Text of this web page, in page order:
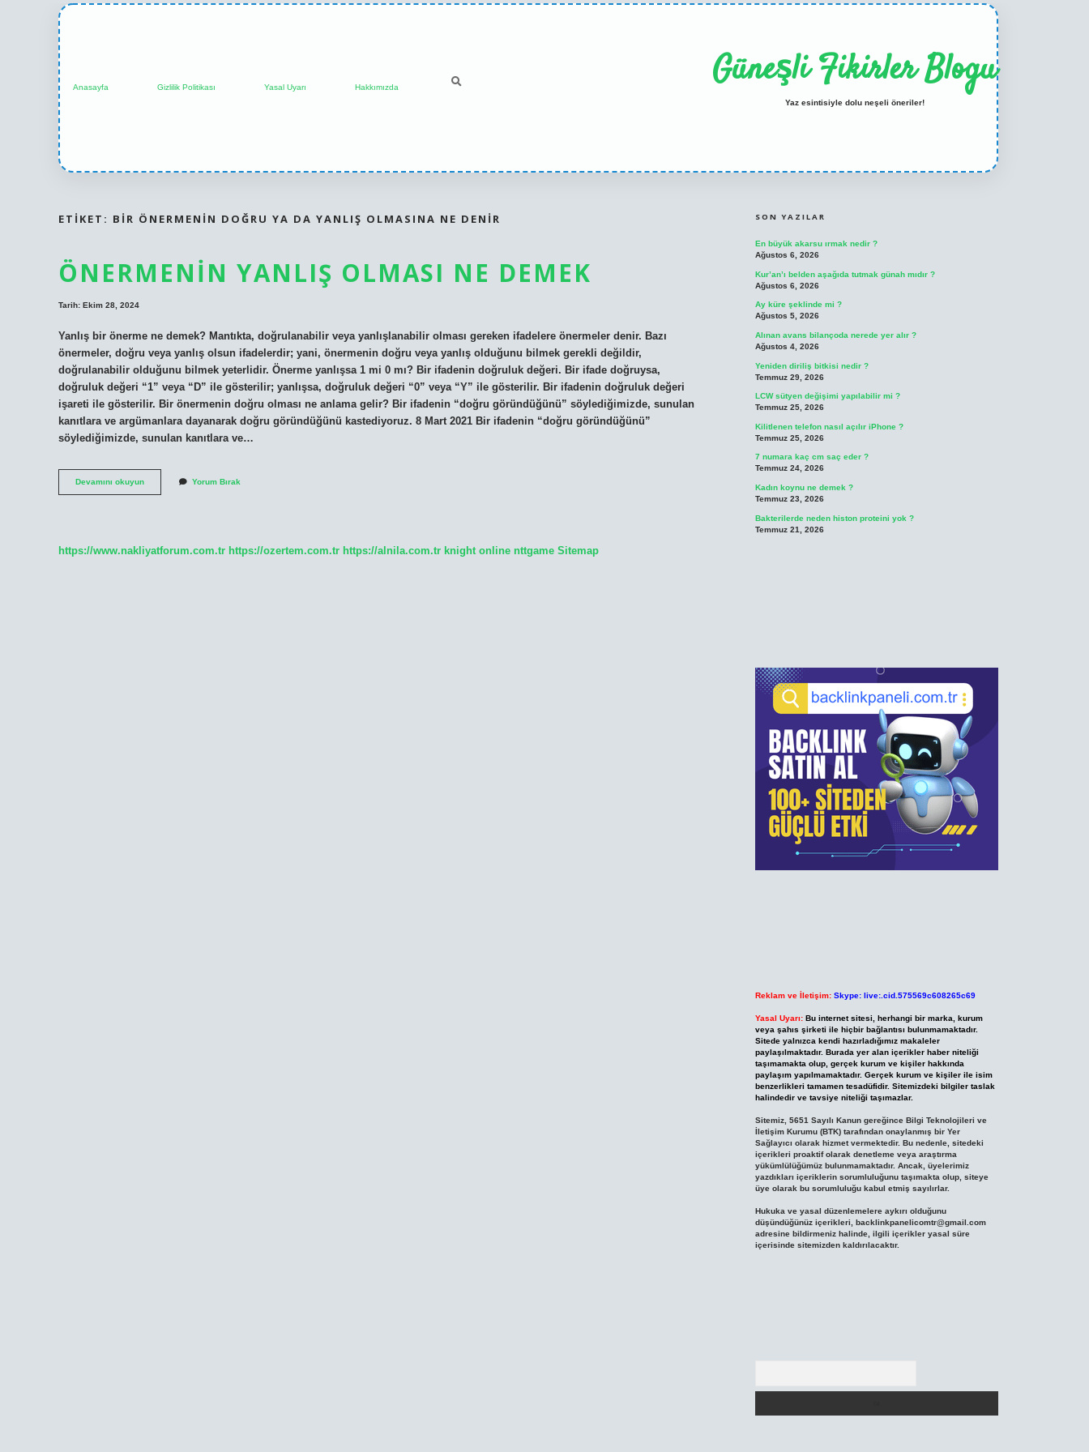
Anasayfa Gizlilik Politikası Yasal Uyarı Hakkımızda Güneşli Fikirler Blogu
Yaz esintisiyle dolu neşeli öneriler!
ETIKET: BIR ÖNERMENIN DOĞRU YA DA YANLIŞ OLMASINA NE DENIR
ÖNERMENIN YANLIŞ OLMASI NE DEMEK
Tarih: Ekim 28, 2024
Yanlış bir önerme ne demek? Mantıkta, doğrulanabilir veya yanlışlanabilir olması gereken ifadelere önermeler denir. Bazı
önermeler, doğru veya yanlış olsun ifadelerdir; yani, önermenin doğru veya yanlış olduğunu bilmek gerekli değildir,
doğrulanabilir olduğunu bilmek yeterlidir. Önerme yanlışsa 1 mi 0 mı? Bir ifadenin doğruluk değeri. Bir ifade doğruysa,
doğruluk değeri “1” veya “D” ile gösterilir; yanlışsa, doğruluk değeri “0” veya “Y” ile gösterilir. Bir ifadenin doğruluk değeri
işareti ile gösterilir. Bir önermenin doğru olması ne anlama gelir? Bir ifadenin “doğru göründüğünü” söylediğimizde, sunulan
kanıtlara ve argümanlara dayanarak doğru göründüğünü kastediyoruz. 8 Mart 2021 Bir ifadenin “doğru göründüğünü”
söylediğimizde, sunulan kanıtlara ve…
Devamını okuyunÖnermenin
Yanlış
Yorum Bırak
https://www.nakliyatforum.com.tr https://ozertem.com.tr https://alnila.com.tr knight online nttgame Sitemap
SON YAZILAR
En büyük akarsu ırmak nedir ?
Ağustos 6, 2026
Kur’an’ı belden aşağıda tutmak günah mıdır ?
Ağustos 6, 2026
Ay küre şeklinde mi ?
Ağustos 5, 2026
Alınan avans bilançoda nerede yer alır ?
Ağustos 4, 2026
Yeniden diriliş bitkisi nedir ?
Temmuz 29, 2026
LCW sütyen değişimi yapılabilir mi ?
Temmuz 25, 2026
Kilitlenen telefon nasıl açılır iPhone ?
Temmuz 25, 2026
7 numara kaç cm saç eder ?
Temmuz 24, 2026
Kadın koynu ne demek ?
Temmuz 23, 2026
Bakterilerde neden histon proteini yok ?
Temmuz 21, 2026
Reklam ve İletişim: Skype: live:.cid.575569c608265c69
Yasal Uyarı: Bu internet sitesi, herhangi bir marka, kurum
veya şahıs şirketi ile hiçbir bağlantısı bulunmamaktadır.
Sitede yalnızca kendi hazırladığımız makaleler
paylaşılmaktadır. Burada yer alan içerikler haber niteliği
taşımamakta olup, gerçek kurum ve kişiler hakkında
paylaşım yapılmamaktadır. Gerçek kurum ve kişiler ile isim
benzerlikleri tamamen tesadüfidir. Sitemizdeki bilgiler taslak
halindedir ve tavsiye niteliği taşımazlar.
Sitemiz, 5651 Sayılı Kanun gereğince Bilgi Teknolojileri ve
İletişim Kurumu (BTK) tarafından onaylanmış bir Yer
Sağlayıcı olarak hizmet vermektedir. Bu nedenle, sitedeki
içerikleri proaktif olarak denetleme veya araştırma
yükümlülüğümüz bulunmamaktadır. Ancak, üyelerimiz
yazdıkları içeriklerin sorumluluğunu taşımakta olup, siteye
üye olarak bu sorumluluğu kabul etmiş sayılırlar.
Hukuka ve yasal düzenlemelere aykırı olduğunu
düşündüğünüz içerikleri, backlinkpanelicomtr@gmail.com
adresine bildirmeniz halinde, ilgili içerikler yasal süre
içerisinde sitemizden kaldırılacaktır.